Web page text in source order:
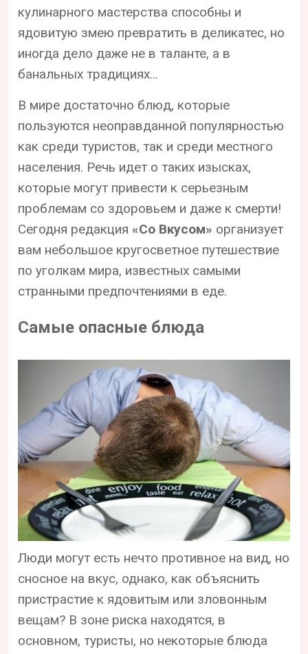
кулинарного мастерства способны и
ядовитую змею превратить в деликатес, но
иногда дело даже не в таланте, а в
банальных традициях…
В мире достаточно блюд, которые
пользуются неоправданной популярностью
как среди туристов, так и среди местного
населения. Речь идет о таких изысках,
которые могут привести к серьезным
проблемам со здоровьем и даже к смерти!
Сегодня редакция «Со Вкусом» организует
вам небольшое кругосветное путешествие
по уголкам мира, известных самыми
странными предпочтениями в еде.
Самые опасные блюда
Люди могут есть нечто противное на вид, но
сносное на вкус, однако, как объяснить
пристрастие к ядовитым или зловонным
вещам? В зоне риска находятся, в
основном, туристы, но некоторые блюда